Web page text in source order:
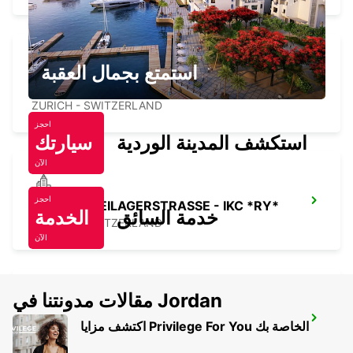
ZURICH LINDENSTRASSE - IKC *RY*
ZURICH - SWITZERLAND
ZURICH FREILAGERSTRASSE - IKC *RY*
ZURICH - SWITZERLAND
SCHLIEREN - IKC *RY*
SCHLIEREN - SWITZERLAND
استمتع بجمال العقبة
احجز
سيارتك
الآن
استكشف المدينة الوردية
احجز
الخدمة
الآن
خدمة السائق
مقالات مدونتنا في Jordan
اكتشف مزايا Privilege For You الخاصة بك